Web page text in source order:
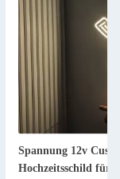
Spannung 12v
Hochzeitsschild für